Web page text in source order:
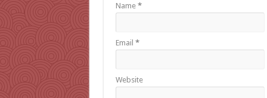
Name *
Email *
Website